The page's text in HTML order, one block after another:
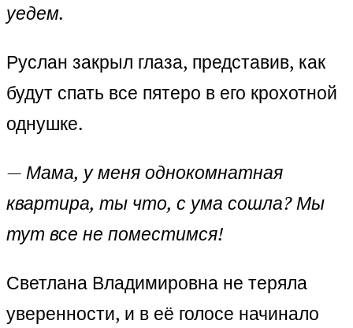
уедем.
Руслан закрыл глаза, представив, как
будут спать все пятеро в его крохотной
однушке.
— Мама, у меня однокомнатная
квартира, ты что, с ума сошла? Мы
тут все не поместимся!
Светлана Владимировна не теряла
уверенности, и в её голосе начинало